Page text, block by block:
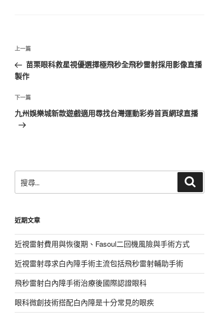
文
導
覽
上
一
篇
章
上一篇
苗栗眼科救星視優選擇極飛秒全飛秒雷射採用影像直播
製作
下
一
篇
下一篇
九州娛樂城新款遊戲適用尋找台灣運動彩券首頁網球直播
尋
字:
近期文章
近視雷射費用與恢復期、Fasoul二回機風險與手術方式
近視雷射尋求白內障手術主流包括飛秒雷射輔助手術
飛秒雷射白內障手術治療後國際認證眼科
眼科微創技術搭配白內障是十分常見的眼疾